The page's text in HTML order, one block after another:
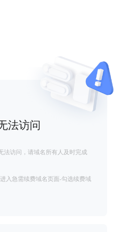
法访问
法访问，请域名所有人及时完成
入急需续费域名页面-勾选续费域